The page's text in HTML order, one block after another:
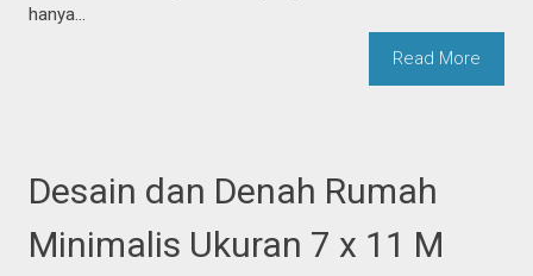
hanya...
Read More
Desain dan Denah Rumah
Minimalis Ukuran 7 x 11 M